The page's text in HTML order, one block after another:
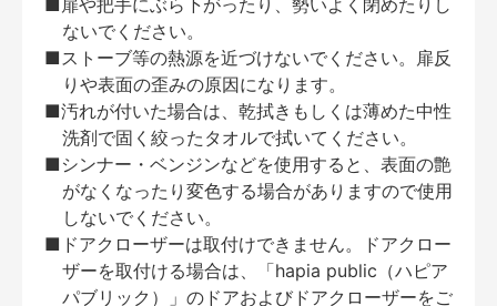
■扉や把手にぶら下がったり、勢いよく閉めたりし
ないでください。
■ストーブ等の熱源を近づけないでください。扉反
りや表面の歪みの原因になります。
■汚れが付いた場合は、乾拭きもしくは薄めた中性
洗剤で固く絞ったタオルで拭いてください。
■シンナー・ベンジンなどを使用すると、表面の艶
がなくなったり変色する場合がありますので使用
しないでください。
■ドアクローザーは取付けできません。ドアクロー
ザーを取付ける場合は、「hapia public（ハピア
パブリック）」のドアおよびドアクローザーをご